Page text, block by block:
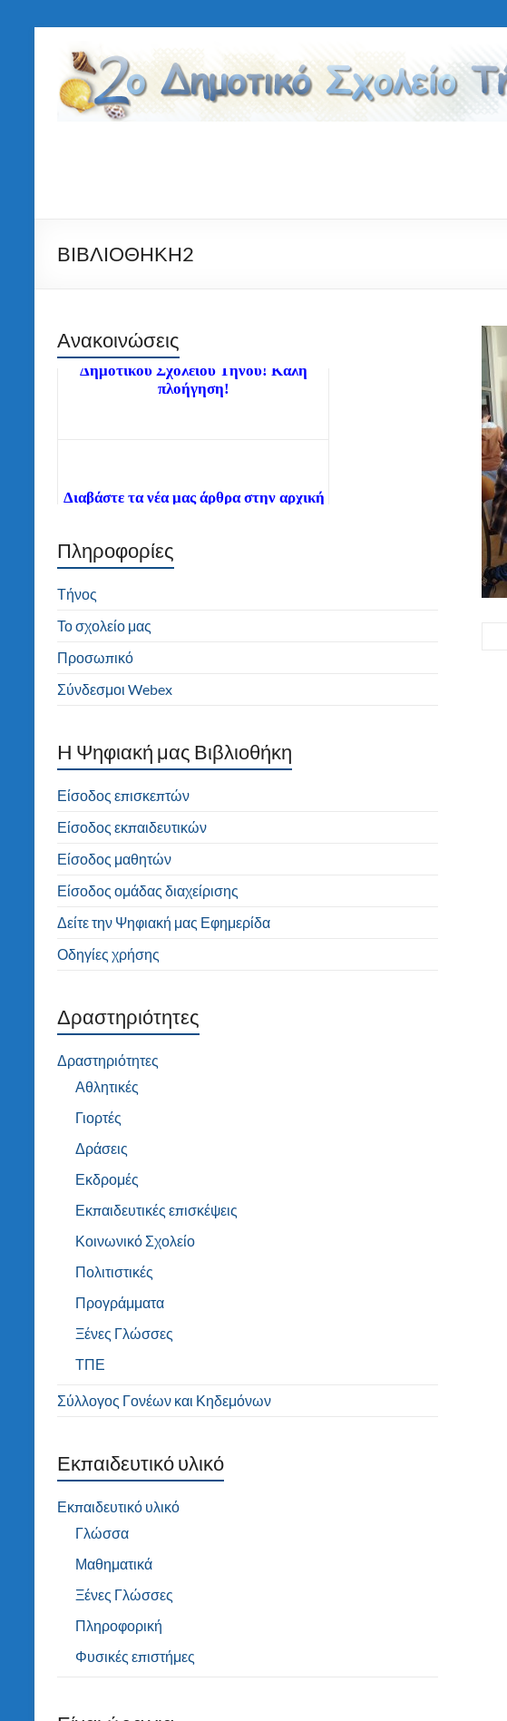
περιεχόμενο
2ο
Δημοτικό
Σχολείο
ΒΙΒΛΙΟΘΗΚΗ2
Ανακοινώσεις
Καλώς ήλθατε στον ιστότοπο του 2ου
Δημοτικού Σχολείου Τήνου! Καλή
Πληροφορίες
Τήνος
Το σχολείο μας
Προσωπικό
Σύνδεσμοι Webex
H Ψηφιακή μας Βιβλιοθήκη
Είσοδος επισκεπτών
Είσοδος εκπαιδευτικών
Είσοδος μαθητών
Είσοδος ομάδας διαχείρισης
Δείτε την Ψηφιακή μας Εφημερίδα
Οδηγίες χρήσης
Δραστηριότητες
Δραστηριότητες
Αθλητικές
Γιορτές
Δράσεις
Εκδρομές
Εκπαιδευτικές επισκέψεις
Κοινωνικό Σχολείο
Πολιτιστικές
Προγράμματα
Ξένες Γλώσσες
ΤΠΕ
Σύλλογος Γονέων και Κηδεμόνων
Εκπαιδευτικό υλικό
Εκπαιδευτικό υλικό
Γλώσσα
Μαθηματικά
Ξένες Γλώσσες
Πληροφορική
Φυσικές επιστήμες